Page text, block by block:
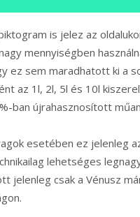
is jelez az
mennyiségben
ez sem maradhatott ki a
az 1l, 2l, 5l és 10l
ban újrahasznosított
esetében ez jelenleg
lehetséges
jelenleg csak a Vénusz